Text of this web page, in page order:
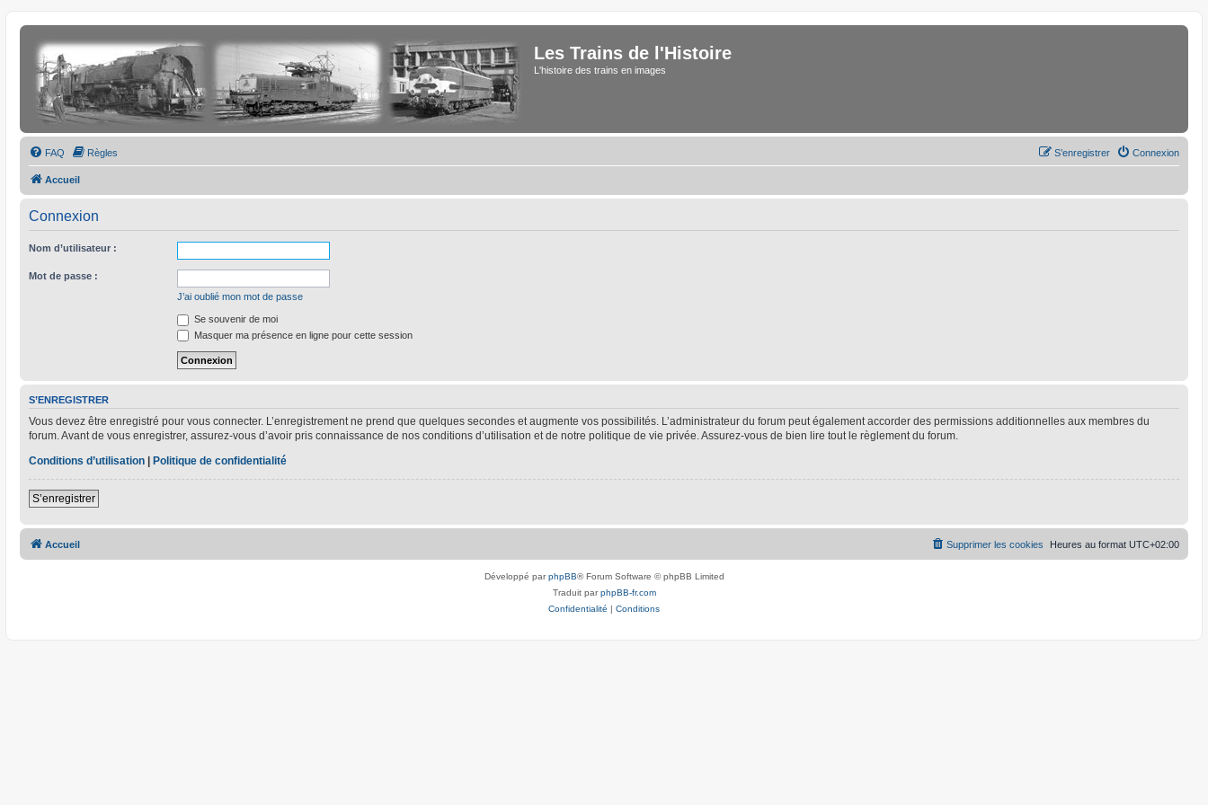
Les Trains de l'Histoire
L'histoire des trains en images
FAQ Règles Connexion
S’enregistrer
Accueil
Connexion
Nom d’utilisateur :
Mot de passe :
J’ai oublié mon mot de passe
Se souvenir de moi
Masquer ma présence en ligne pour cette session
S’ENREGISTRER
Vous devez être enregistré pour vous connecter. L’enregistrement ne prend que quelques secondes et augmente vos possibilités. L’administrateur du forum peut également accorder des permissions additionnelles aux membres du
forum. Avant de vous enregistrer, assurez-vous d’avoir pris connaissance de nos conditions d’utilisation et de notre politique de vie privée. Assurez-vous de bien lire tout le règlement du forum.
Conditions d’utilisation | Politique de confidentialité
S’enregistrer
Accueil Heures au format UTC+02:00
Supprimer les cookies
Développé parphpBB® Forum Software © phpBB Limited
Traduit parphpBB-fr.com
Confidentialité | Conditions